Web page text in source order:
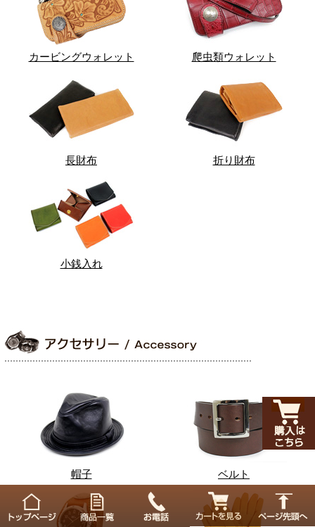
カービングウォレット 爬虫類ウォレット
長財布 折り財布
小銭入れ
帽子 ベルト